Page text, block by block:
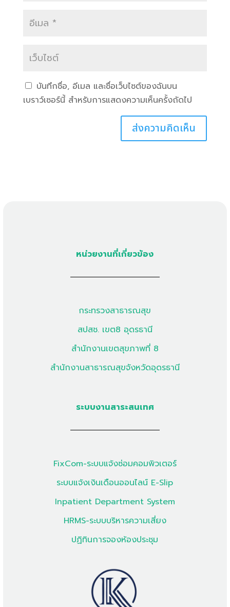
บันทึกชื่อ, อีเมล และชื่อเว็บไซต์ของฉันบน
เบราว์เซอร์นี้ สำหรับการแสดงความเห็นครั้งถัดไป
หน่วยงานที่เกี่ยวข้อง
กระทรวงสาธารณสุข
สปสช. เขต8 อุดรธานี
สำนักงานเขตสุขภาพที่ 8
สำนักงานสาธารณสุขจังหวัดอุดรธานี
ระบบงานสาระสนเทศ
FixCom-ระบบแจ้งซ่อมคอมพิวเตอร์
ระบบแจ้งเงินเดือนออนไลน์ E-Slip
Inpatient Department System
HRMS-ระบบบริหารความเสี่ยง
ปฏิทินการจองห้องประชุม